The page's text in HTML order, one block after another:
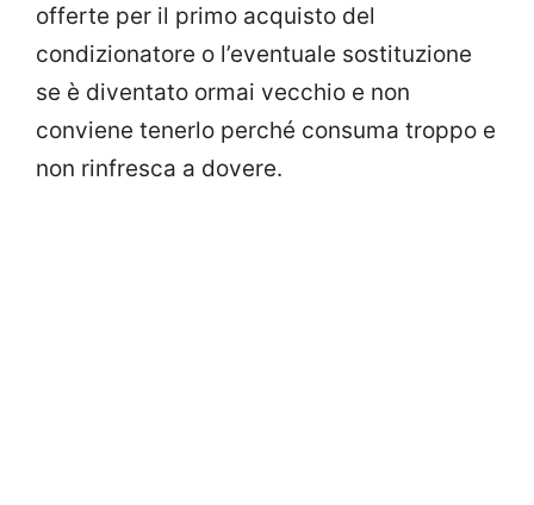
offerte per il primo acquisto del
condizionatore o l’eventuale sostituzione
se è diventato ormai vecchio e non
conviene tenerlo perché consuma troppo e
non rinfresca a dovere.